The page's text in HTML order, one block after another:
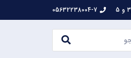
05632238004-7